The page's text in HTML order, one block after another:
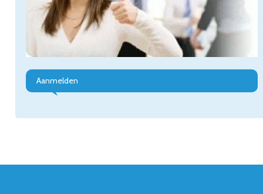
Aanmelden